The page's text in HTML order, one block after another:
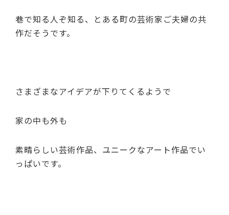
巷で知る人ぞ知る、とある町の芸術家ご夫婦の共
作だそうです。
さまざまなアイデアが下りてくるようで
家の中も外も
素晴らしい芸術作品、ユニークなアート作品でい
っぱいです。